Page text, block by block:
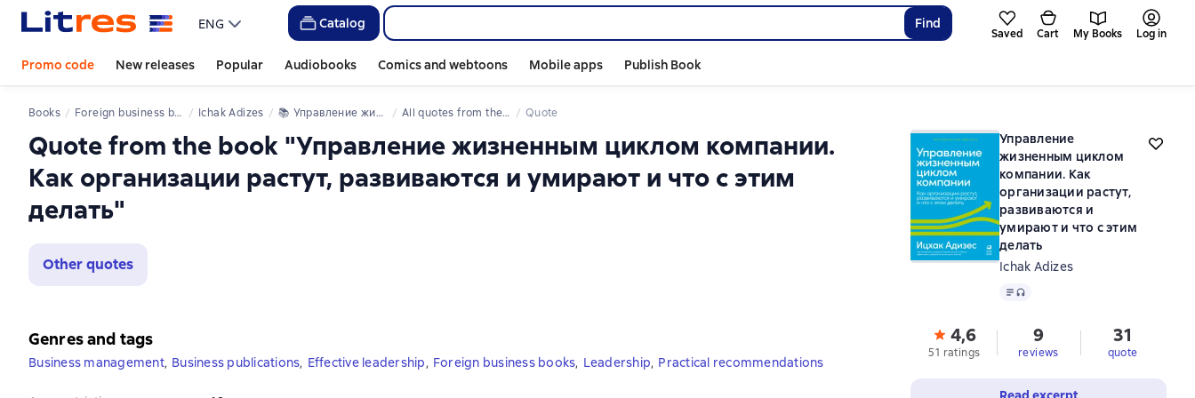
ENG Catalog Find
Saved Cart My Books Log in
Promo code New releases Popular Audiobooks Comics and webtoons Mobile apps Publish Book
Books Foreign business books Ichak Adizes 📚 Управление жизненным циклом компании. Как организации растут, развиваются и умирают и что с этим делать All quotes from the book Quote
Quote from the book "Управление жизненным циклом компании.
Как организации растут, развиваются и умирают и что с этим
делать"
Other quotes
Управление
жизненным циклом
компании. Как
организации растут,
развиваются и
умирают и что с этим
делать
Ichak Adizes
Text, audio format available
4,6
51 ratings
9
reviews
31
quote
Genres and tags
Business management, Business publications, Effective leadership, Foreign business books, Leadership, Practical recommendations